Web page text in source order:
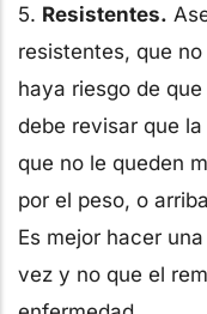
5. Resistentes.
resistentes, que
haya riesgo de
debe revisar que
que no le queden
por el peso, o
Es mejor hacer
vez y no que el